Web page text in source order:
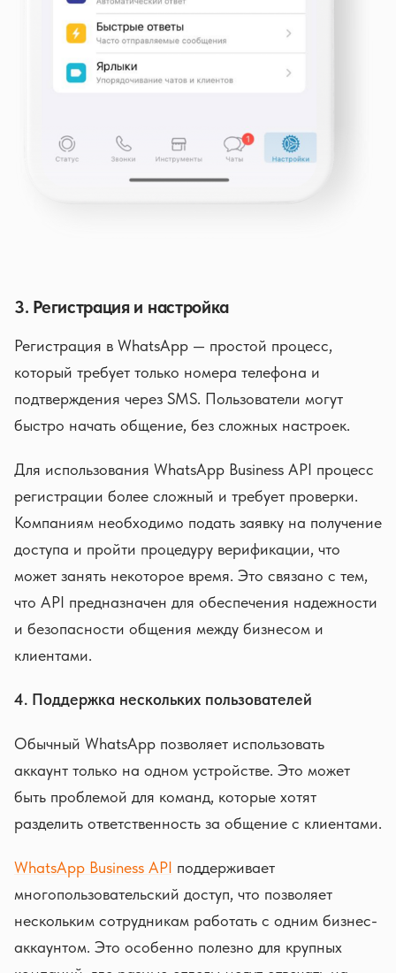
3. Регистрация и настройка
Регистрация в WhatsApp — простой процесс,
который требует только номера телефона и
подтверждения через SMS. Пользователи могут
быстро начать общение, без сложных настроек.
Для использования WhatsApp Business API процесс
регистрации более сложный и требует проверки.
Компаниям необходимо подать заявку на получение
доступа и пройти процедуру верификации, что
может занять некоторое время. Это связано с тем,
что API предназначен для обеспечения надежности
и безопасности общения между бизнесом и
клиентами.
4. Поддержка нескольких пользователей
Обычный WhatsApp позволяет использовать
аккаунт только на одном устройстве. Это может
быть проблемой для команд, которые хотят
разделить ответственность за общение с клиентами.
WhatsApp Business API поддерживает
многопользовательский доступ, что позволяет
нескольким сотрудникам работать с одним бизнес-
аккаунтом. Это особенно полезно для крупных